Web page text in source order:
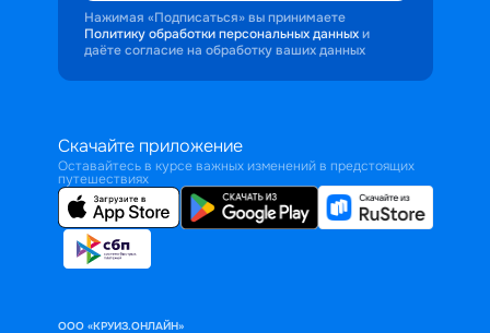
Нажимая «Подписаться» вы принимаете
Политику обработки персональных данных и
даёте согласие на обработку ваших данных
Скачайте приложение
Оставайтесь в курсе важных изменений в предстоящих
путешествиях
ООО «КРУИЗ.ОНЛАЙН»